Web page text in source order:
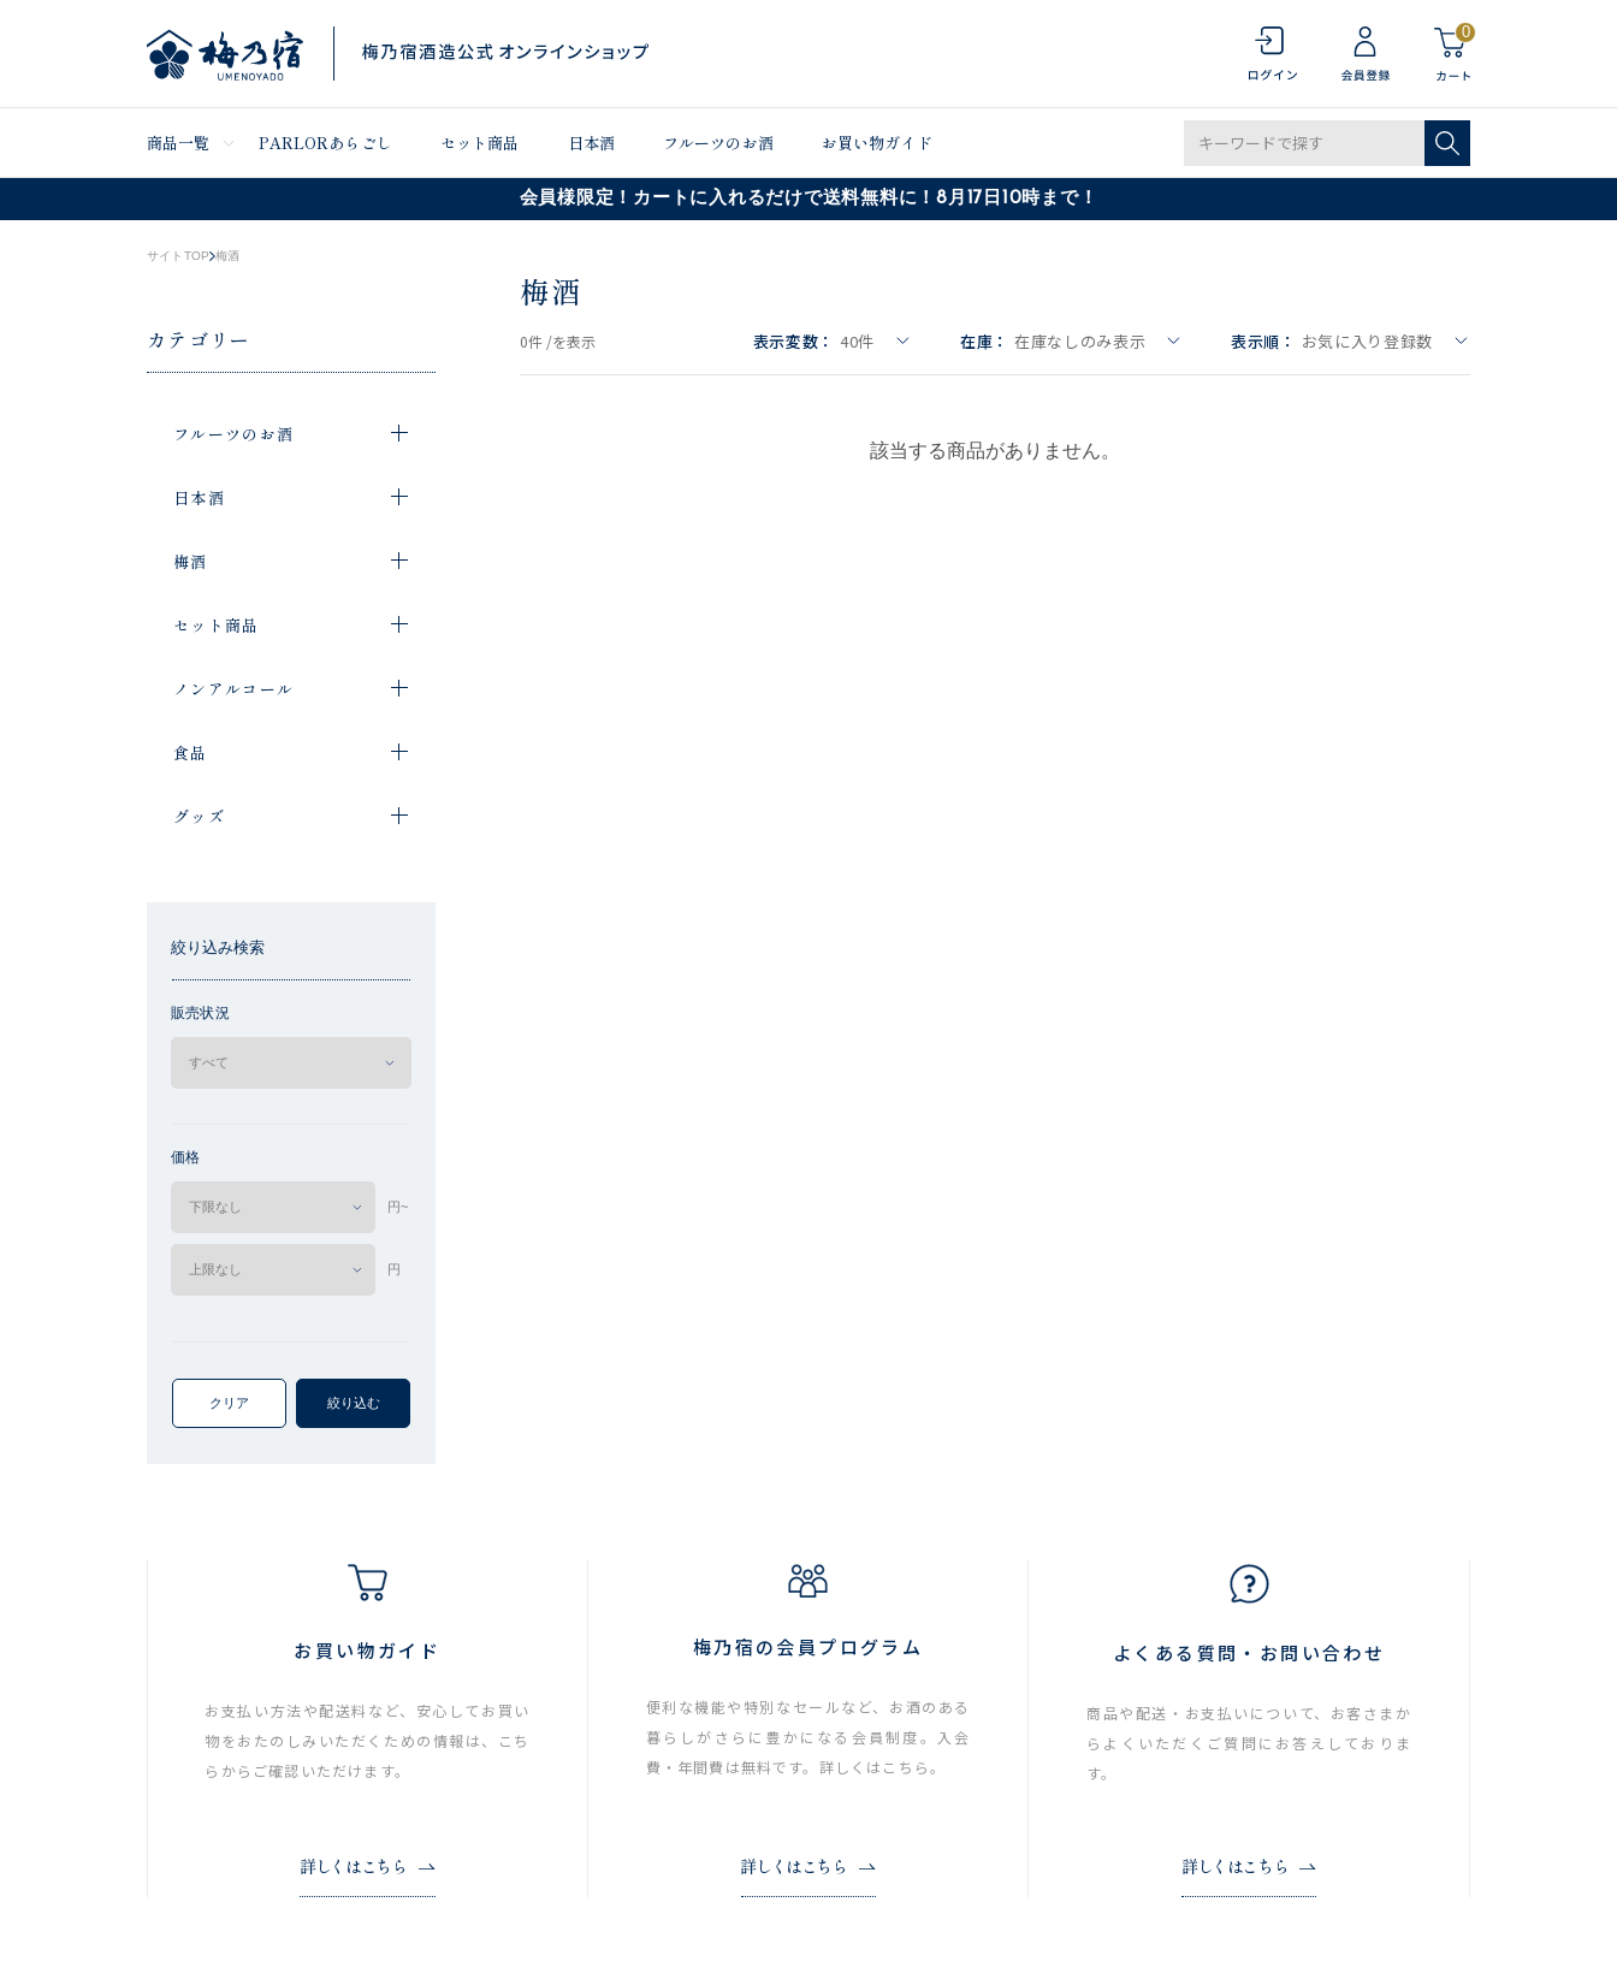
0
商品一覧 PARLORあらごし セット商品 日本酒 フルーツのお酒 お買い物ガイド
会員様限定！カートに入れるだけで送料無料に！8月17日10時まで！
サイトTOP 梅酒
カテゴリー
フルーツのお酒
日本酒
梅酒
セット商品
ノンアルコール
食品
グッズ
絞り込み検索
販売状況
価格
円~
円
クリア 絞り込む
梅酒
0件 /を表示 表示変数： 40件 在庫： 在庫なしのみ表示 表示順： お気に入り登録数
該当する商品がありません。
お買い物ガイド
お支払い方法や配送料など、安心してお買い
物をおたのしみいただくための情報は、こち
らからご確認いただけます。
詳しくはこちら
梅乃宿の会員プログラム
便利な機能や特別なセールなど、お酒のある
暮らしがさらに豊かになる会員制度。入会
費・年間費は無料です。詳しくはこちら。
詳しくはこちら
よくある質問・お問い合わせ
商品や配送・お支払いについて、お客さまか
らよくいただくご質問にお答えしておりま
す。
詳しくはこちら